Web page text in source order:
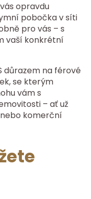
opravdu
pobočka v síti
pro vás – s
vaší konkrétní
důrazem na férové
se kterým
vám s
– ať už
komerční